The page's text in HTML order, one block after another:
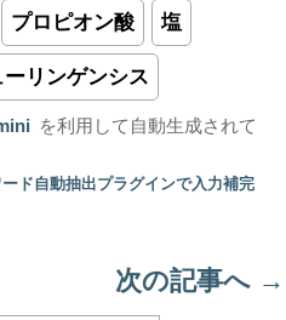
プロピオン酸 塩
リンゲンシス
を利用して自動生成されて
ド自動抽出プラグインで入力補完
次の記事へ →